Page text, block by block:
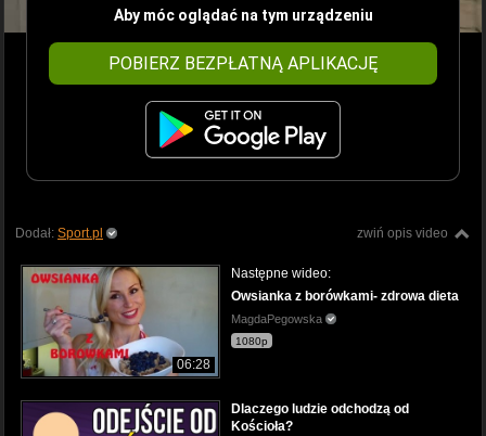
Aby móc oglądać na tym urządzeniu
POBIERZ BEZPŁATNĄ APLIKACJĘ
zwiń opis video
Dodał: Sport.pl
06:28
Następne wideo:
Owsianka z borówkami- zdrowa dieta
MagdaPegowska
1080p
Dlaczego ludzie odchodzą od
Kościoła?